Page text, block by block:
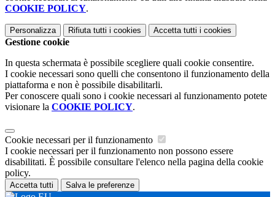
COOKIE POLICY.
Personalizza Rifiuta tutti i cookies Accetta tutti i cookies
Gestione cookie
In questa schermata è possibile scegliere quali cookie consentire.
I cookie necessari sono quelli che consentono il funzionamento della
piattaforma e non è possibile disabilitarli.
Per conoscere quali sono i cookie necessari al funzionamento potete
visionare la COOKIE POLICY.
Cookie necessari per il funzionamento
I cookie necessari per il funzionamento non possono essere
disabilitati. È possibile consultare l'elenco nella pagina della cookie
policy.
Accetta tutti Salva le preferenze